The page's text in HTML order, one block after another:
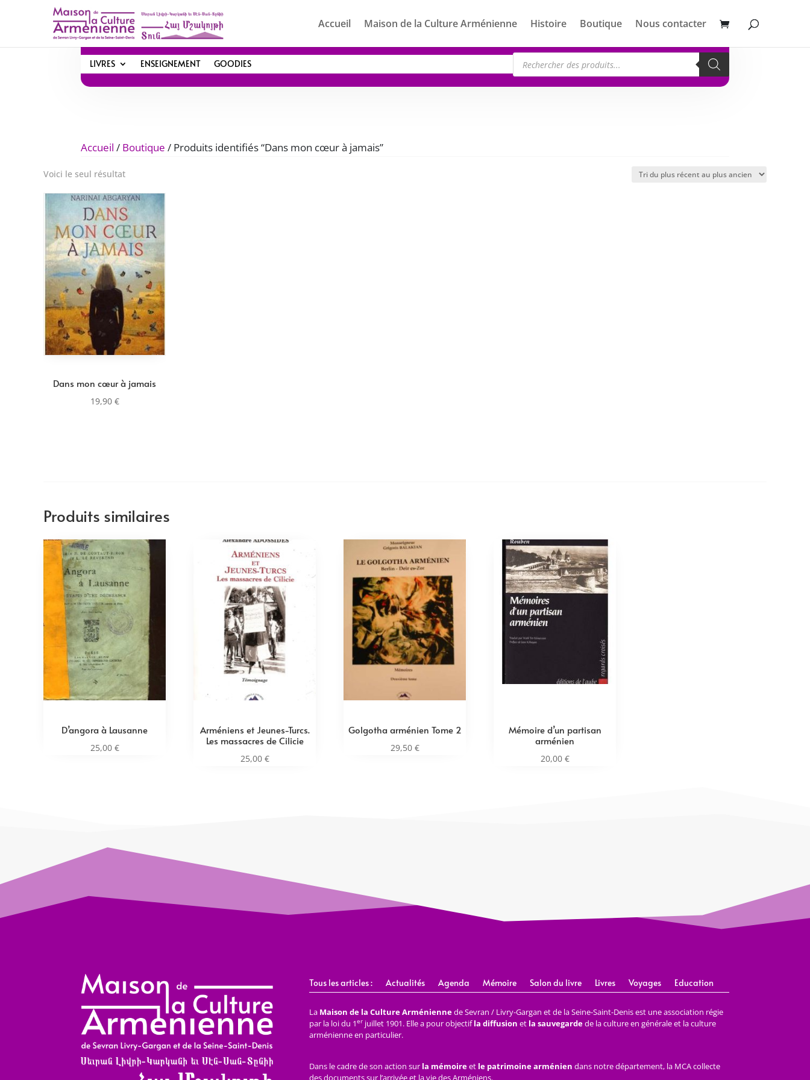
Accueil Maison de la Culture Arménienne Histoire Boutique Nous contacter
LIVRES ENSEIGNEMENT GOODIES Recherche
de
produits
Accueil / Boutique / Produits identifiés “Dans mon cœur à jamais”
Voici le seul résultat
Dans mon cœur à jamais
19,90 €
Produits similaires
D’angora à Lausanne
25,00 €
Arméniens et Jeunes-Turcs.
Les massacres de Cilicie
25,00 €
Golgotha arménien Tome 2
29,50 €
Mémoire d’un partisan
arménien
20,00 €
Tous les articles : Actualités Agenda Mémoire Salon du livre Livres Voyages Education
La Maison de la Culture Arméniennede Sevran / Livry-Gargan et de la Seine-Saint-Denis est une association régie
par la loi du 1erjuillet 1901. Elle a pour objectifla diffusion et la sauvegardede la culture en générale et la culture
arménienne en particulier.
Dans le cadre de son action sur la mémoireet le patrimoine arménien dans notre département, la MCA collecte
des documents sur l’arrivée et la vie des Arméniens.